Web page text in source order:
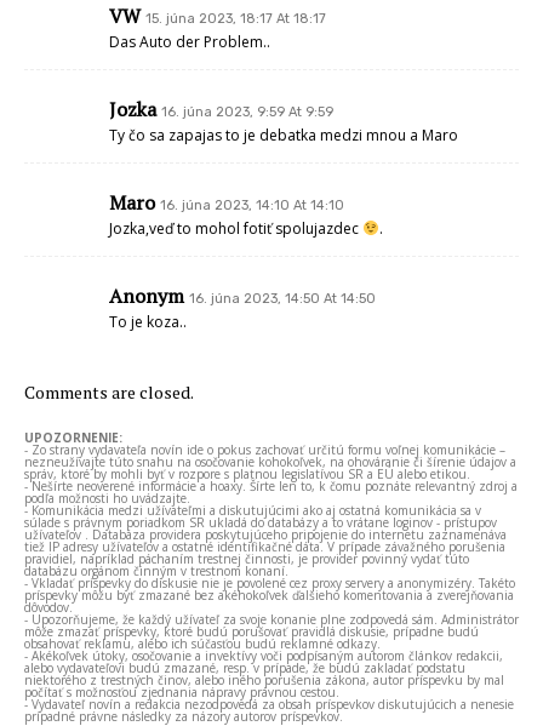
VW 15. júna 2023, 18:17 At 18:17
Das Auto der Problem..
Jozka 16. júna 2023, 9:59 At 9:59
Ty čo sa zapajas to je debatka medzi mnou a Maro
Maro 16. júna 2023, 14:10 At 14:10
Jozka,veď to mohol fotiť spolujazdec .
Anonym 16. júna 2023, 14:50 At 14:50
To je koza..
Comments are closed.
UPOZORNENIE:
- Zo strany vydavateľa novín ide o pokus zachovať určitú formu voľnej komunikácie –
nezneužívajte túto snahu na osočovanie kohokoľvek, na ohováranie či šírenie údajov a
správ, ktoré by mohli byť v rozpore s platnou legislatívou SR a EÚ alebo etikou.
- Nešírte neoverené informácie a hoaxy. Šírte len to, k čomu poznáte relevantný zdroj a
podľa možnosti ho uvádzajte.
- Komunikácia medzi užívateľmi a diskutujúcimi ako aj ostatná komunikácia sa v
súlade s právnym poriadkom SR ukladá do databázy a to vrátane loginov - prístupov
užívateľov . Databáza providera poskytujúceho pripojenie do internetu zaznamenáva
tiež IP adresy užívateľov a ostatné identifikačné dáta. V prípade závažného porušenia
pravidiel, napríklad páchaním trestnej činnosti, je provider povinný vydať túto
databázu orgánom činným v trestnom konaní.
- Vkladať príspevky do diskusie nie je povolené cez proxy servery a anonymizéry. Takéto
príspevky môžu byť zmazané bez akéhokoľvek ďalšieho komentovania a zverejňovania
dôvodov.
- Upozorňujeme, že každý užívateľ za svoje konanie plne zodpovedá sám. Administrátor
môže zmazať príspevky, ktoré budú porušovať pravidlá diskusie, prípadne budú
obsahovať reklamu, alebo ich súčasťou budú reklamné odkazy.
- Akékoľvek útoky, osočovanie a invektívy voči podpísaným autorom článkov redakcii,
alebo vydavateľovi budú zmazané, resp. v prípade, že budú zakladať podstatu
niektorého z trestných činov, alebo iného porušenia zákona, autor príspevku by mal
počítať s možnosťou zjednania nápravy právnou cestou.
- Vydavateľ novín a redakcia nezodpovedá za obsah príspevkov diskutujúcich a nenesie
prípadné právne následky za názory autorov príspevkov.